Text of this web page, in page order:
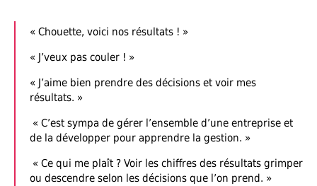
« Chouette, voici nos résultats ! »
« J’veux pas couler ! »
« J’aime bien prendre des décisions et voir mes
résultats. »
« C’est sympa de gérer l’ensemble d’une entreprise et
de la développer pour apprendre la gestion. »
« Ce qui me plaît ? Voir les chiffres des résultats grimper
ou descendre selon les décisions que l’on prend. »